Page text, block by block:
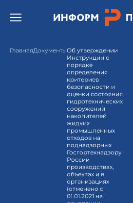
Открыть бургер меню.
ГлавнаяДокументыОб утверждении
Инструкции о
порядке
определения
критериев
безопасности и
оценки состояния
гидротехнических
сооружений
накопителей
жидких
промышленных
отходов на
поднадзорных
Госгортехнадзору
России
производствах,
объектах и в
организациях
(отменено с
01.01.2021 на